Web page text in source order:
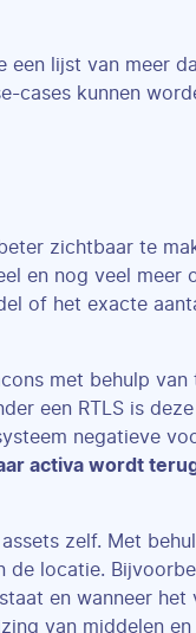
een lijst van meer
cases kunnen
zichtbaar te
en nog veel meer
of het exacte
met behulp
een RTLS is
negatieve
activa wordt
zelf. Met
locatie.
en wanneer
van middelen